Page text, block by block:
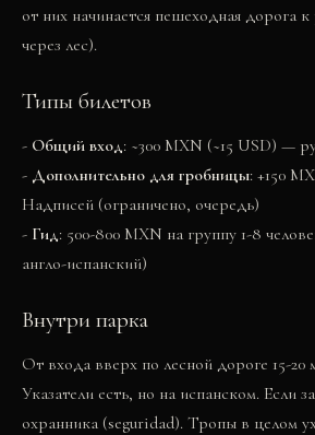
от них начинается пешеходная дорога
через лес).
Типы билетов
- Общий вход: ~300 MXN (~15 USD) —
- Дополнительно для гробницы: +150
Надписей (ограничено, очередь)
- Гид: 500-800 MXN на группу 1-8
англо-испанский)
Внутри парка
От входа вверх по лесной дороге 15-
Указатели есть, но на испанском. Если
охранника (seguridad). Тропы в целом